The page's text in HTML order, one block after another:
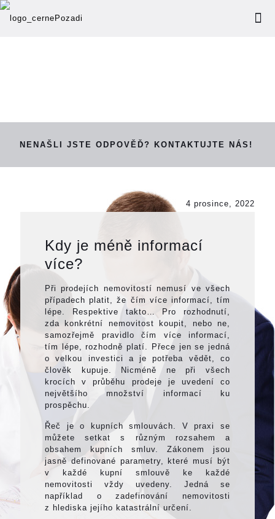
NENAŠLI JSTE ODPOVĚĎ? KONTAKTUJTE NÁS!
4 prosince, 2022
Kdy je méně informací
více?
Při prodejích nemovitostí nemusí ve všech
případech platit, že čím více informací, tím
lépe. Respektive takto… Pro rozhodnutí,
zda konkrétní nemovitost koupit, nebo ne,
samozřejmě pravidlo čím více informací,
tím lépe, rozhodně platí. Přece jen se jedná
o velkou investici a je potřeba vědět, co
člověk kupuje. Nicméně ne při všech
krocích v průběhu prodeje je uvedení co
největšího množství informací ku
prospěchu.
Řeč je o kupních smlouvách. V praxi se
můžete setkat s různým rozsahem a
obsahem kupních smluv. Zákonem jsou
jasně definované parametry, které musí být
v každé kupní smlouvě ke každé
nemovitosti vždy uvedeny. Jedná se
například o zadefinování nemovitosti
z hlediska jejího katastrální určení.